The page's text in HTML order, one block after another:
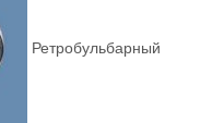
Ретробульбарный